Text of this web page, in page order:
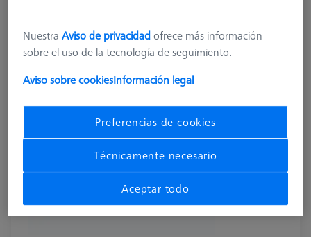
NuestraAviso de privacidadofrece más información
sobre el uso de la tecnología de seguimiento.
Aviso sobre cookiesInformación legal
Preferencias de cookies
Técnicamente necesario
Aceptar todo